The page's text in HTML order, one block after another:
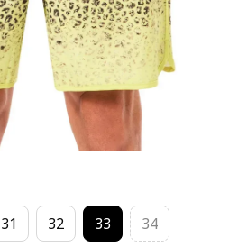
31 32 33 34